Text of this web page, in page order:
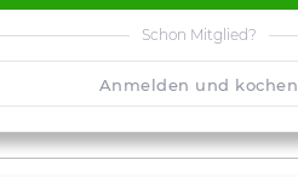
Schon Mitglied?
Anmelden und kochen